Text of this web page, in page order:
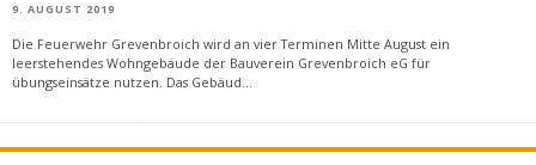
9. AUGUST 2019
Die Feuerwehr Grevenbroich wird an vier Terminen Mitte August ein
leerstehendes Wohngebäude der Bauverein Grevenbroich eG für
übungseinsätze nutzen. Das Gebäud